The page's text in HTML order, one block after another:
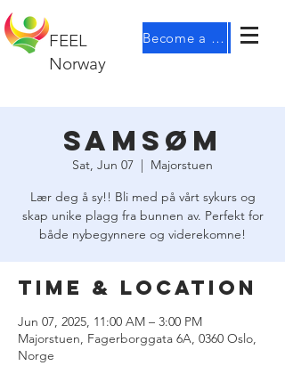
FEEL
Norway
Become a member
samsøm
Sat, Jun 07
  |
Majorstuen
Lær deg å sy!! Bli med på vårt sykurs og
skap unike plagg fra bunnen av. Perfekt for
både nybegynnere og viderekomne!
Time & Location
Jun 07, 2025, 11:00 AM – 3:00 PM
Majorstuen, Fagerborggata 6A, 0360 Oslo,
Norge